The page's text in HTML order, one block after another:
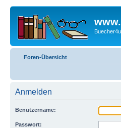
Foren-Übersicht
Anmelden
Benutzername:
Passwort: